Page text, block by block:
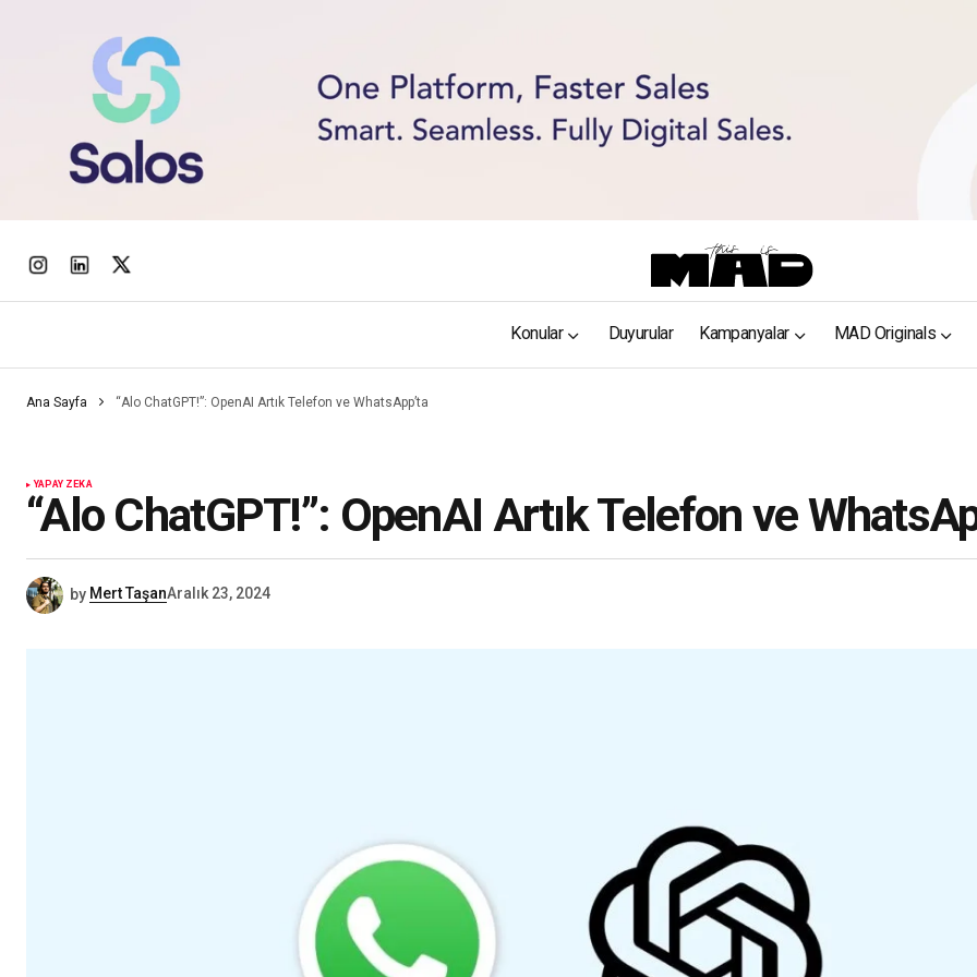
Konular Duyurular Kampanyalar MAD Originals
Ana Sayfa “Alo ChatGPT!”: OpenAI Artık Telefon ve WhatsApp’ta
YAPAY ZEKA
“Alo ChatGPT!”: OpenAI Artık Telefon ve
by Mert TaşanAralık 23, 2024